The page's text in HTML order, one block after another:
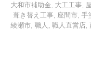
大和市補助金
大工工事
葺き替え工事
座間市 手
綾瀬市 職人 職人直営店